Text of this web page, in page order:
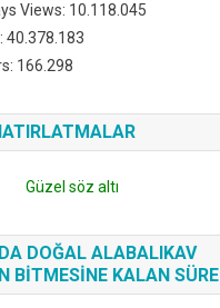
Views: 10.118.045
40.378.183
166.298
Güzel söz altı
DOĞAL ALABALIKAV
BITMESINE KALAN SÜRE